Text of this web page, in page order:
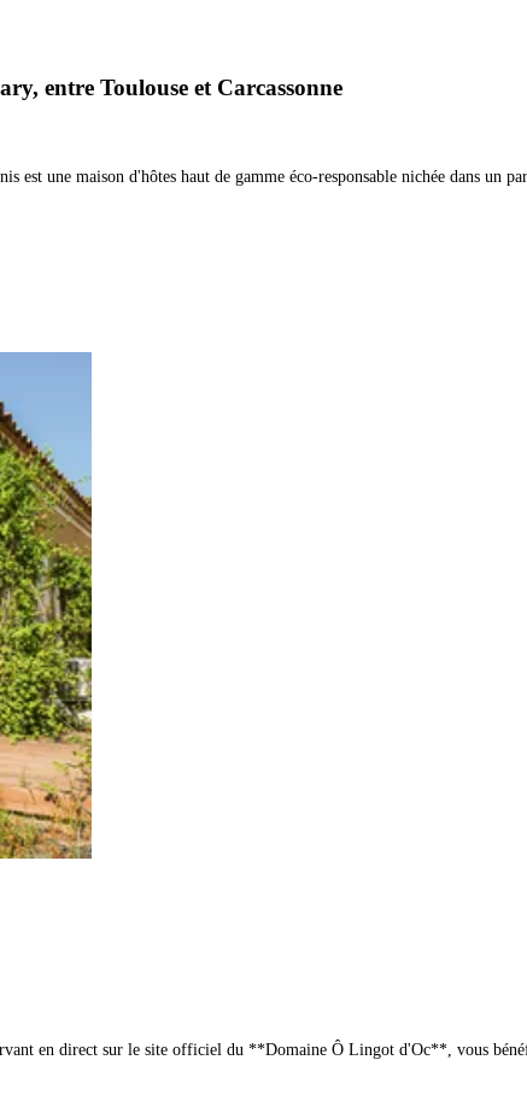
entre Toulouse et Carcassonne
une maison d'hôtes haut de gamme éco-responsable nichée dans un
détente et nature dans le confort de chambres d'hôtes de charme En réservant en direct sur le site officiel du